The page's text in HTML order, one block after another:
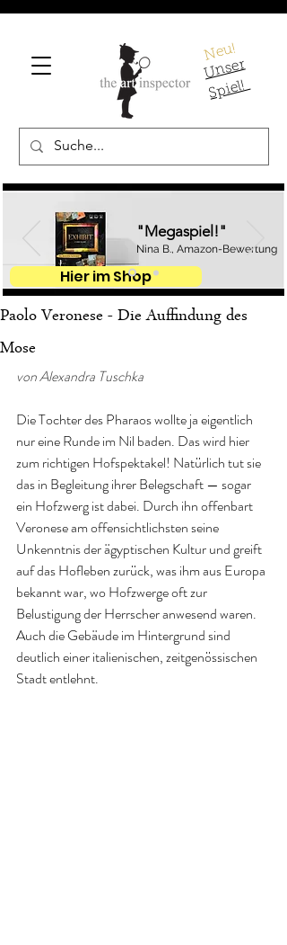
Neu!
U
ns
er
S
pi
el!
"Megaspiel!"
Nina B., Amazon-Bewertung
Hier im Shop
Paolo Veronese - Die Auffindung des
Mose
von Alexandra Tuschka
Die Tochter des Pharaos wollte ja eigentlich
nur eine Runde im Nil baden. Das wird hier
zum richtigen Hofspektakel! Natürlich tut sie
das in Begleitung ihrer Belegschaft — sogar
ein Hofzwerg ist dabei. Durch ihn offenbart
Veronese am offensichtlichsten seine
Unkenntnis der ägyptischen Kultur und greift
auf das Hofleben zurück, was ihm aus Europa
bekannt war, wo Hofzwerge oft zur
Belustigung der Herrscher anwesend waren.
Auch die Gebäude im Hintergrund sind
deutlich einer italienischen, zeitgenössischen
Stadt entlehnt.